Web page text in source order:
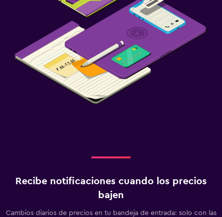
Recibe notificaciones cuando los precios
bajen
Cambios diarios de precios en tu bandeja de entrada: solo con las